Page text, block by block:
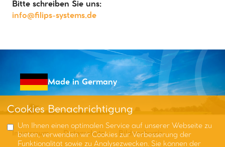
Bitte schreiben Sie uns:
info@filips-systems.de
Made in Germany
Impressum Datenschutz Bildnachweis
Cookies Benachrichtigung
Um Ihnen einen optimalen Service auf unserer Webseite zu
bieten, verwenden wir Cookies zur Verbesserung der
Funktionalität sowie zu Analysezwecken. Sie können der